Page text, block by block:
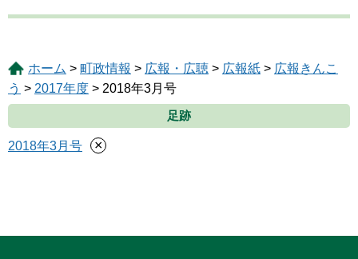
ホーム > 町政情報 > 広報・広聴 > 広報紙 > 広報きんこ
う > 2017年度 > 2018年3月号
足跡
2018年3月号 ×